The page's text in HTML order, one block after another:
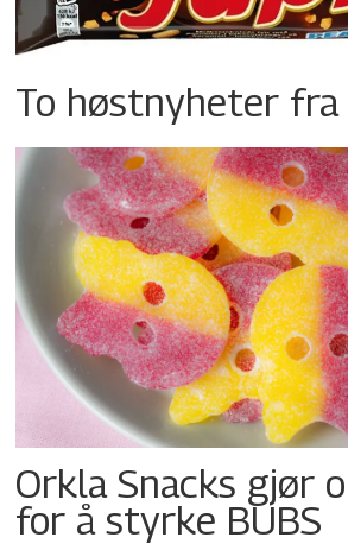
To høstnyheter fra
Orkla Snacks gjør
for å styrke BUBS